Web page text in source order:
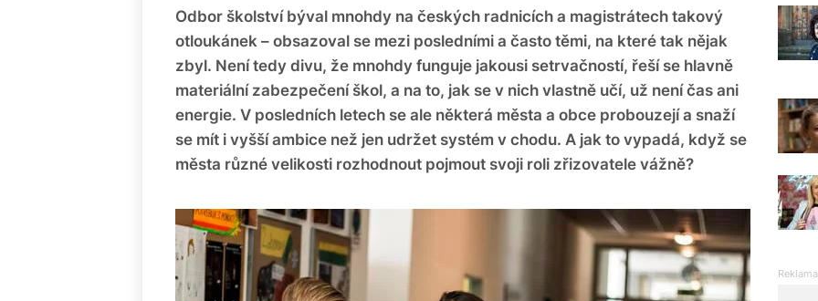
Odbor školství býval mnohdy na českých radnicích a magistrátech takový
otloukánek – obsazoval se mezi posledními a často těmi, na které tak nějak
zbyl. Není tedy divu, že mnohdy funguje jakousi setrvačností, řeší se hlavně
materiální zabezpečení škol, a na to, jak se v nich vlastně učí, už není čas ani
energie. V posledních letech se ale některá města a obce probouzejí a snaží
se mít i vyšší ambice než jen udržet systém v chodu. A jak to vypadá, když se
města různé velikosti rozhodnout pojmout svoji roli zřizovatele vážně?